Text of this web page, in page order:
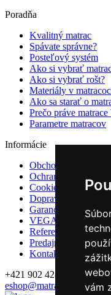
vám
Poradňa
Kvalitný matrac
Spávate správne?
Posteľový systém
Ako si vybrať
Ako si vybrať rošt?
Materiály v
Ako sa starať o
Prečo práve matrace
Parametre matracov
Informácie
Obchodné podmienky
Ochrana osobných
Cookies
Doprava
Garancie a záruky
VEGAS Group
Referencie
Predajne
Kontakt
+421 902 428 992
eshop@matrace-vegas.sk